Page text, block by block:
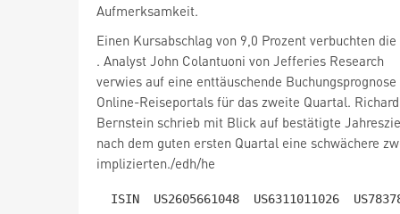
Aufmerksamkeit.
. Analyst John Colantuoni von Jefferies Research
verwies auf eine enttäuschende Buchungsprognose
Online-Reiseportals für das zweite Quartal.
Bernstein schrieb mit Blick auf bestätigte
nach dem guten ersten Quartal eine schwächere
implizierten./edh/he